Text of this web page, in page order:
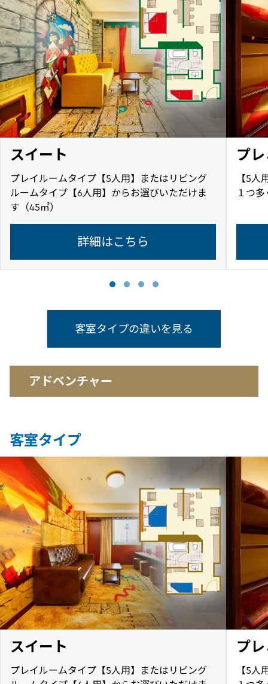
スイート
プレイルームタイプ【5人用】またはリビング
ルームタイプ【6人用】からお選びいただけま
す（45㎡）
詳細はこちら
プ
【5
１つ
客室タイプの違いを見る
アドベンチャー
客室タイプ
スイート
プレイルームタイプ【5人用】またはリビング
プ
【5